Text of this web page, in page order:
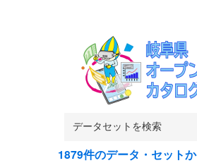
1879件のデータ・セット